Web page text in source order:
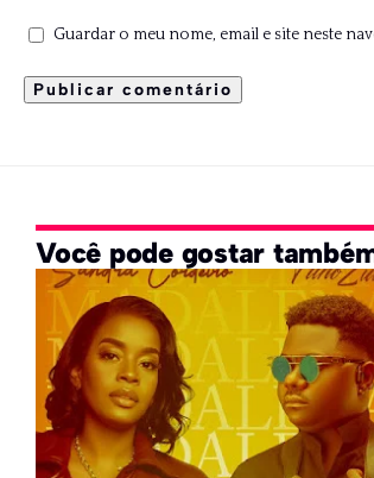
Guardar o meu nome, email e site neste
Você pode gostar